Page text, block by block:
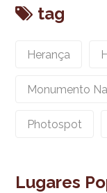
tag
Herança
Monumento
Photospot
Lugares